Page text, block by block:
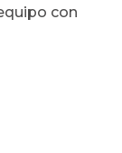
con